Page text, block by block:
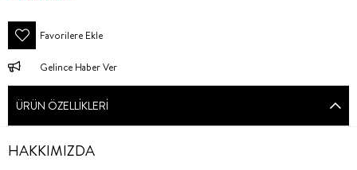
Favorilere Ekle
Gelince Haber Ver
ÜRÜN ÖZELLIKLERI
HAKKIMIZDA